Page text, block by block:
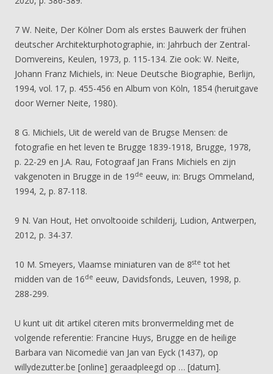
7 W. Neite, Der Kölner Dom als erstes Bauwerk der frühen
deutscher Architekturphotographie, in: Jahrbuch der Zentral-
Domvereins, Keulen, 1973, p. 115-134. Zie ook: W. Neite,
Johann Franz Michiels, in: Neue Deutsche Biographie, Berlijn,
1994, vol. 17, p. 455-456 en Album von Köln, 1854 (heruitgave
door Werner Neite, 1980).
8 G. Michiels, Uit de wereld van de Brugse Mensen: de
fotografie en het leven te Brugge 1839-1918, Brugge, 1978,
p. 22-29 en J.A. Rau, Fotograaf Jan Frans Michiels en zijn
vakgenoten in Brugge in de 19de eeuw, in: Brugs Ommeland,
1994, 2, p. 87-118.
9 N. Van Hout, Het onvoltooide schilderij, Ludion, Antwerpen,
2012, p. 34-37.
10 M. Smeyers, Vlaamse miniaturen van de 8ste tot het
midden van de 16de eeuw, Davidsfonds, Leuven, 1998, p.
288-299.
U kunt uit dit artikel citeren mits bronvermelding met de
volgende referentie: Francine Huys, Brugge en de heilige
Barbara van Nicomedië van Jan van Eyck (1437), op
willydezutter.be [online] geraadpleegd op … [datum].